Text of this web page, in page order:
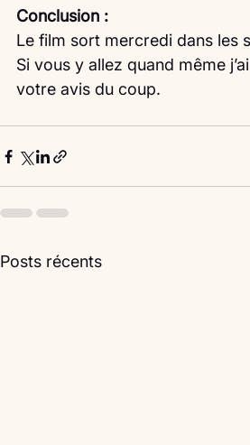
Conclusion :
Le film sort mercredi dans les
Si vous y allez quand même
votre avis du coup.
Posts récents